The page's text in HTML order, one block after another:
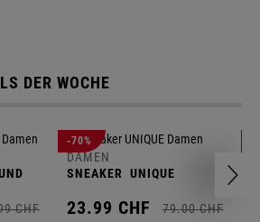
DER WOCHE
CHF
-70%
DAMEN
SNEAKER UNIQUE
23.99 CHF 79.00 CHF